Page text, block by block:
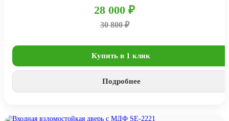
28 000 ₽
30 800 ₽
Купить в 1 клик
Подробнее